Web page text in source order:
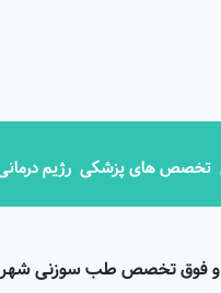
تخصص های پزشکی رژیم
و فوق تخصص طب سوزنی شهر